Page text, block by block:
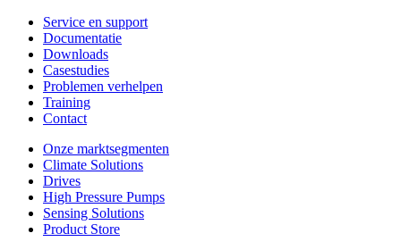
Service en support
Documentatie
Downloads
Casestudies
Problemen verhelpen
Training
Contact
Onze marktsegmenten
Climate Solutions
Drives
High Pressure Pumps
Sensing Solutions
Product Store